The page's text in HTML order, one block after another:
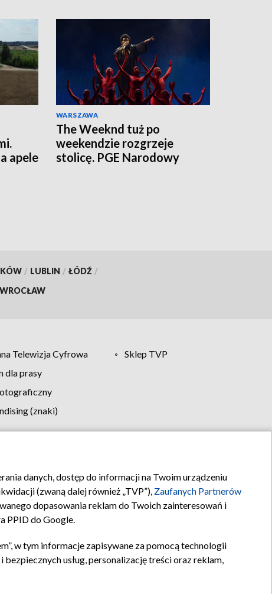
apele
WARSZAWA
The Weeknd tuż po
weekendzie rozgrzeje
stolicę. PGE Narodowy
/ LUBLIN / ŁÓDŹ /
WROCŁAW
Telewizja Cyfrowa
Sklep TVP
dla prasy
(znaki)
Kontakt
danych, dostęp do informacji na Twoim urządzeniu
(zwaną dalej również „TVP”), Zaufanych Partnerów
dopasowania reklam do Twoich zainteresowań i
PPID do Google.
w tym informacje zapisywane za pomocą technologii
usług, personalizację treści oraz reklam,